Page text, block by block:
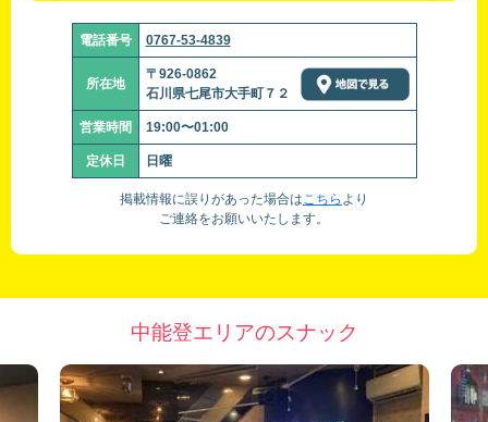
電話番号 0767-53-4839
所在地
〒926-0862
石川県七尾市大手町７２
営業時間 19:00〜01:00
定休日 日曜
掲載情報に誤りがあった場合はこちら より
ご連絡をお願いいたします。
中能登エリアのスナック